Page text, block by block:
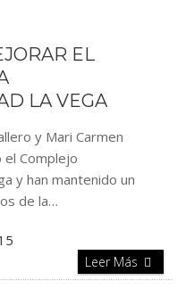
EL
LA VEGA
y Mari Carmen
el Complejo
y han mantenido un
de la…
Leer Más